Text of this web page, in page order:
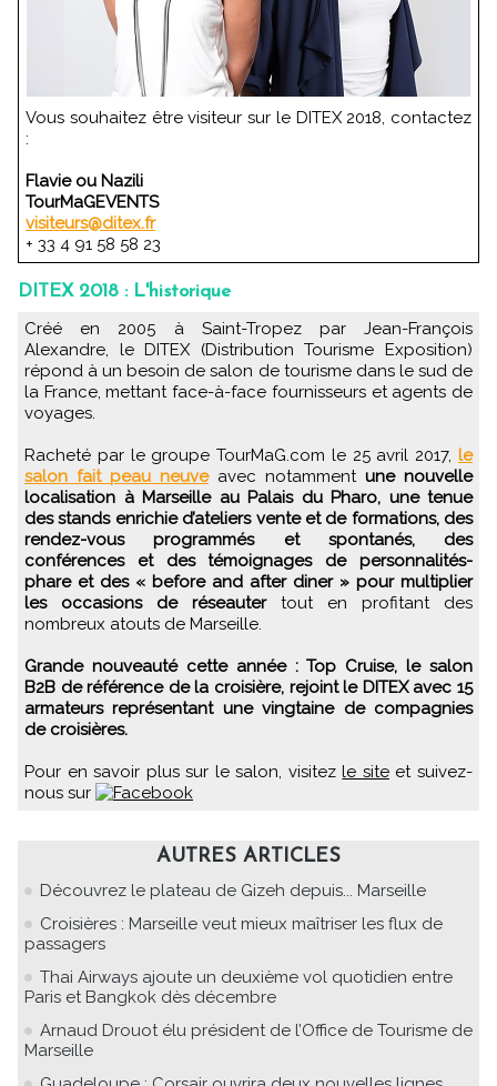
Vous souhaitez être visiteur sur le DITEX 2018, contactez
:
Flavie ou Nazili
TourMaGEVENTS
visiteurs@ditex.fr
+ 33 4 91 58 58 23
DITEX 2018 : L'historique
Créé en 2005 à Saint-Tropez par Jean-François
Alexandre, le DITEX (Distribution Tourisme Exposition)
répond à un besoin de salon de tourisme dans le sud de
la France, mettant face-à-face fournisseurs et agents de
voyages.
Racheté par le groupe TourMaG.com le 25 avril 2017, le
salon fait peau neuveavec notamment une nouvelle
localisation à Marseille au Palais du Pharo, une tenue
des stands enrichie d’ateliers vente et de formations, des
rendez-vous programmés et spontanés, des
conférences et des témoignages de personnalités-
phare et des « before and after diner » pour multiplier
les occasions de réseautertout en profitant des
nombreux atouts de Marseille.
Grande nouveauté cette année : Top Cruise, le salon
B2B de référence de la croisière, rejoint le DITEX avec 15
armateurs représentant une vingtaine de compagnies
de croisières.
Pour en savoir plus sur le salon, visitezle siteet suivez-
nous sur
AUTRES ARTICLES
Découvrez le plateau de Gizeh depuis... Marseille
Croisières : Marseille veut mieux maîtriser les flux de
passagers
Thai Airways ajoute un deuxième vol quotidien entre
Paris et Bangkok dès décembre
Arnaud Drouot élu président de l’Office de Tourisme de
Marseille